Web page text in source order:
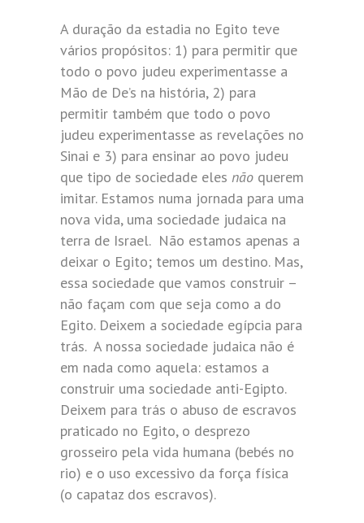
A duração da estadia no Egito teve
vários propósitos: 1) para permitir que
todo o povo judeu experimentasse a
Mão de De’s na história, 2) para
permitir também que todo o povo
judeu experimentasse as revelações no
Sinai e 3) para ensinar ao povo judeu
que tipo de sociedade eles não querem
imitar. Estamos numa jornada para uma
nova vida, uma sociedade judaica na
terra de Israel. Não estamos apenas a
deixar o Egito; temos um destino. Mas,
essa sociedade que vamos construir –
não façam com que seja como a do
Egito. Deixem a sociedade egípcia para
trás. A nossa sociedade judaica não é
em nada como aquela: estamos a
construir uma sociedade anti-Egipto.
Deixem para trás o abuso de escravos
praticado no Egito, o desprezo
grosseiro pela vida humana (bebés no
rio) e o uso excessivo da força física
(o capataz dos escravos).